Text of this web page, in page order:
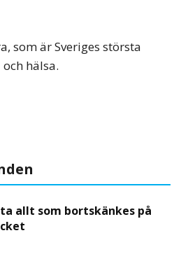
som är Sveriges största
hälsa.
allt som bortskänkes på